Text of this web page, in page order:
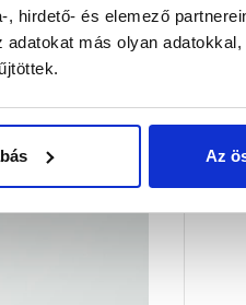
hirdető- és elemező
más olyan
Az
egy kis